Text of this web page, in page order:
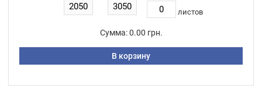
листов
Сумма: 0.00 грн.
В корзину